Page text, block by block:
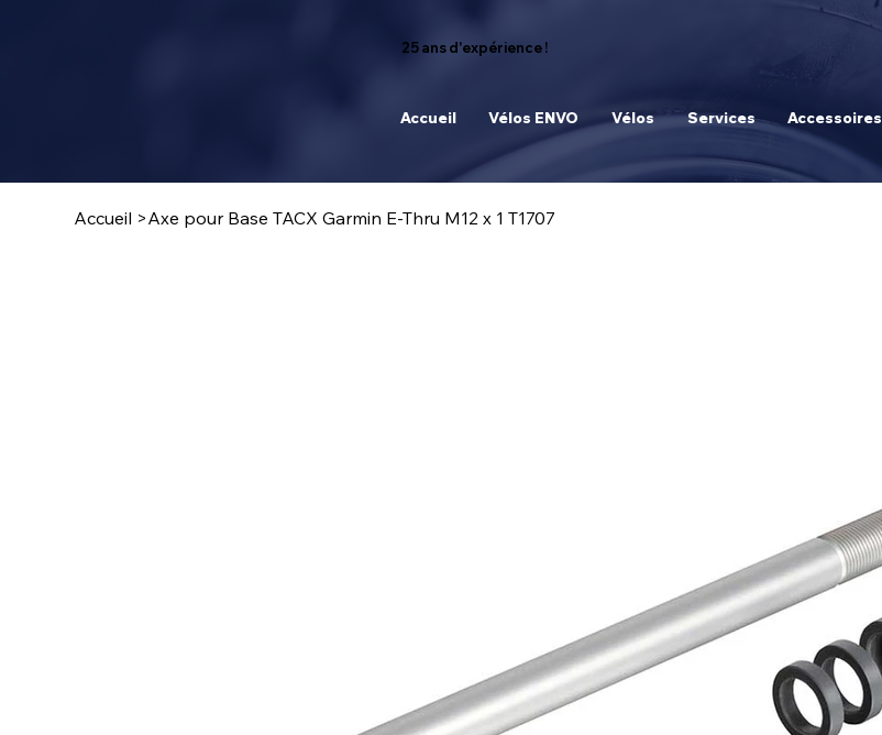
25 ans d'expérience !
Accueil Vélos ENVO Vélos Services Accessoires
Accueil >Axe pour Base TACX Garmin E-Thru M12 x 1 T1707